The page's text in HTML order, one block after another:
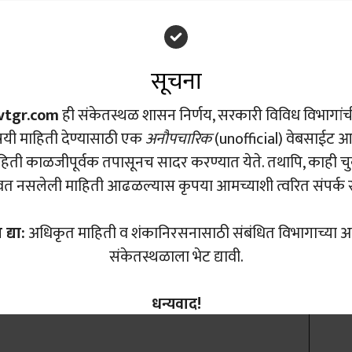
सूचना
ही संकेतस्थळ शासन निर्णय, सरकारी विविध
माहिती देण्यासाठी एकअनौपचारिक(unofficial) वेबसाईट
काळजीपूर्वक तपासूनच सादर करण्यात येते. तथापि, काही
नसलेली माहिती आढळल्यास कृपया आमच्याशी त्वरित संपर्क
अधिकृत माहिती व शंकानिरसनासाठी संबंधित विभागाच्या
संकेतस्थळाला भेट द्यावी.
धन्यवाद!
a Comment